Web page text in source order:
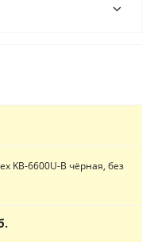
KB-6600U-B чёрная, без